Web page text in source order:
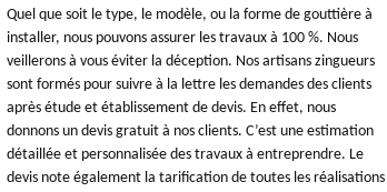
Quel que soit le type, le modèle, ou la forme de gouttière à
installer, nous pouvons assurer les travaux à 100 %. Nous
veillerons à vous éviter la déception. Nos artisans zingueurs
sont formés pour suivre à la lettre les demandes des clients
après étude et établissement de devis. En effet, nous
donnons un devis gratuit à nos clients. C’est une estimation
détaillée et personnalisée des travaux à entreprendre. Le
devis note également la tarification de toutes les réalisations